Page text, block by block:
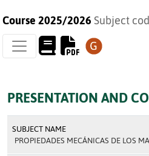
Course 2025/2026 Subject
PRESENTATION AND
SUBJECT NAME
PROPIEDADES MECÁNICAS DE LOS